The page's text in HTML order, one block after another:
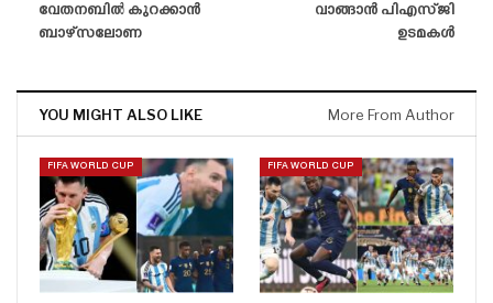
വേതനബിൽ കുറക്കാൻ
ബാഴ്‌സലോണ
വാങ്ങാൻ പിഎസ്‌ജി
ഉടമകൾ
YOU MIGHT ALSO LIKE More From Author
FIFA WORLD CUP FIFA WORLD CUP